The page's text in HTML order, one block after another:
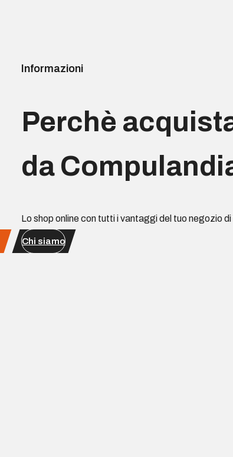
Informazioni
Perchè
da
Lo shop online con tutti i vantaggi del tuo negozio
Chi siamo